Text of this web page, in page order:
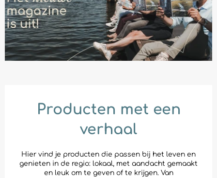
Producten met een
verhaal
Hier vind je producten die passen bij het leven en
genieten in de regio: lokaal, met aandacht gemaakt
en leuk om te geven of te krijgen. Van